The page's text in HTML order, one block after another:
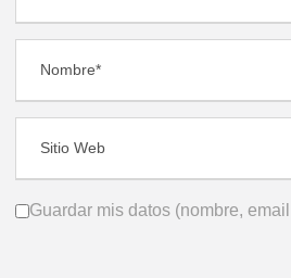
Guardar mis datos (nombre,